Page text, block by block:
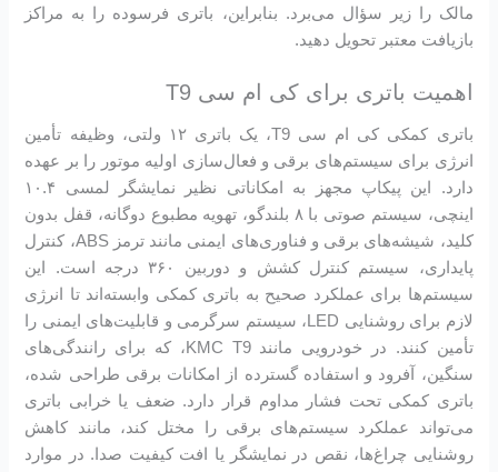
مالک را زیر سؤال می‌برد. بنابراین، باتری فرسوده را به مراکز
بازیافت معتبر تحویل دهید.
اهمیت باتری برای کی ام سی T9
باتری کمکی کی ام سی T9، یک باتری ۱۲ ولتی، وظیفه تأمین
انرژی برای سیستم‌های برقی و فعال‌سازی اولیه موتور را بر عهده
دارد. این پیکاپ مجهز به امکاناتی نظیر نمایشگر لمسی ۱۰.۴
اینچی، سیستم صوتی با ۸ بلندگو، تهویه مطبوع دوگانه، قفل بدون
کلید، شیشه‌های برقی و فناوری‌های ایمنی مانند ترمز ABS، کنترل
پایداری، سیستم کنترل کشش و دوربین ۳۶۰ درجه است. این
سیستم‌ها برای عملکرد صحیح به باتری کمکی وابسته‌اند تا انرژی
لازم برای روشنایی LED، سیستم سرگرمی و قابلیت‌های ایمنی را
تأمین کنند. در خودرویی مانند KMC T9، که برای رانندگی‌های
سنگین، آفرود و استفاده گسترده از امکانات برقی طراحی شده،
باتری کمکی تحت فشار مداوم قرار دارد. ضعف یا خرابی باتری
می‌تواند عملکرد سیستم‌های برقی را مختل کند، مانند کاهش
روشنایی چراغ‌ها، نقص در نمایشگر یا افت کیفیت صدا. در موارد